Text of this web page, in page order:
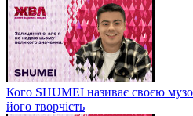
Кого SHUMEI називає своєю
його творчість